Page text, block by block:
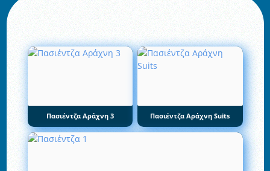
Πασιέντζα Αράχνη 3 Πασιέντζα Αράχνη Suits